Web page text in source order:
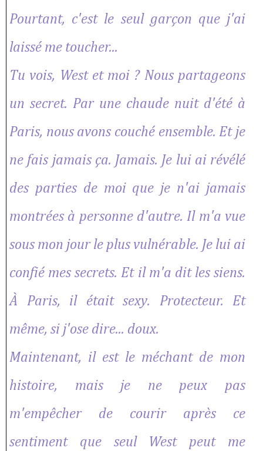
Pourtant, c'est le seul garçon que j'ai
laissé me toucher...
Tu vois, West et moi ? Nous partageons
un secret. Par une chaude nuit d'été à
Paris, nous avons couché ensemble. Et je
ne fais jamais ça. Jamais. Je lui ai révélé
des parties de moi que je n'ai jamais
montrées à personne d'autre. Il m'a vue
sous mon jour le plus vulnérable. Je lui ai
confié mes secrets. Et il m'a dit les siens.
À Paris, il était sexy. Protecteur. Et
même, si j'ose dire... doux.
Maintenant, il est le méchant de mon
histoire, mais je ne peux pas
m'empêcher de courir après ce
sentiment que seul West peut me